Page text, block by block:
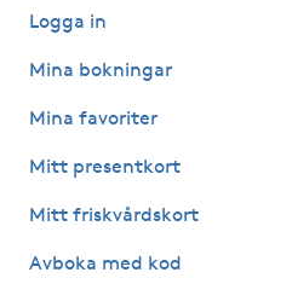
Logga in
Mina bokningar
Mina favoriter
Mitt presentkort
Mitt friskvårdskort
Avboka med kod